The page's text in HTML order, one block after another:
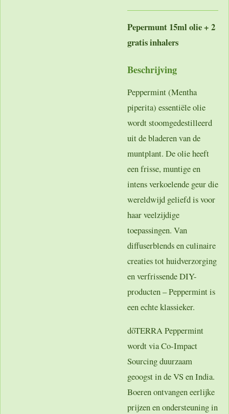
Pepermunt 15ml olie + 2
gratis inhalers
Beschrijving
Peppermint (Mentha
piperita) essentiële olie
wordt stoomgedestilleerd
uit de bladeren van de
muntplant. De olie heeft
een frisse, muntige en
intens verkoelende geur die
wereldwijd geliefd is voor
haar veelzijdige
toepassingen. Van
diffuserblends en culinaire
creaties tot huidverzorging
en verfrissende DIY-
producten – Peppermint is
een echte klassieker.
dōTERRA Peppermint
wordt via Co-Impact
Sourcing duurzaam
geoogst in de VS en India.
Boeren ontvangen eerlijke
prijzen en ondersteuning in